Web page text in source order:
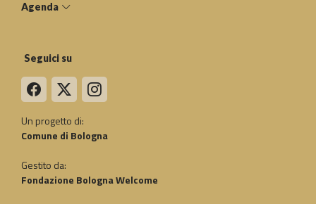
Agenda
Seguici su
Un progetto di:
Comune di Bologna
Gestito da:
Fondazione Bologna Welcome